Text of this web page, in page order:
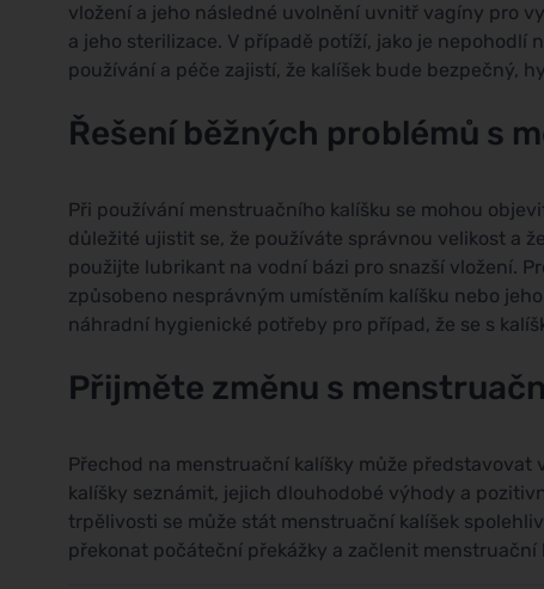
vložení a jeho následné uvolnění uvnitř vagíny pro
a jeho sterilizace. V případě potíží, jako je
používání a péče zajistí, že kalíšek bude bezpečný,
Řešení běžných problémů s
Při používání menstruačního kalíšku se mohou
důležité ujistit se, že používáte správnou velikost a
použijte lubrikant na vodní bázi pro snazší vložení.
způsobeno nesprávným umístěním kalíšku nebo
náhradní hygienické potřeby pro případ, že se s
Přijměte změnu s
Přechod na menstruační kalíšky může
kalíšky seznámit, jejich dlouhodobé výhody a
trpělivosti se může stát menstruační kalíšek
překonat počáteční překážky a začlenit